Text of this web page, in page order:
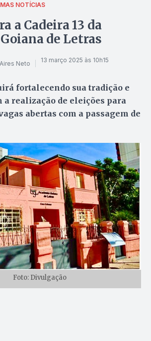
NOTÍCIAS
a Cadeira 13 da
de Letras
Neto 13 março 2025 às 10h15
fortalecendo sua tradição e
a realização de eleições para
abertas com a passagem de
Foto: Divulgação